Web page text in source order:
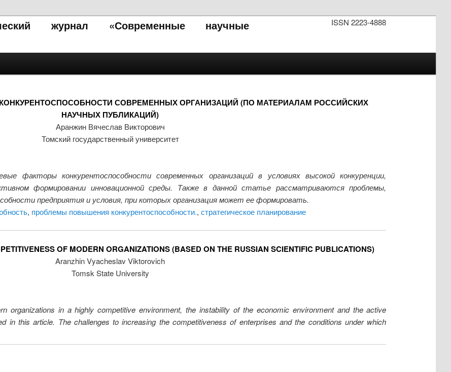
ISSN 2223-4888
журнал «Современные научные
СОВРЕМЕННЫХ ОРГАНИЗАЦИЙ (ПО МАТЕРИАЛАМ РОССИЙСКИХ
НАУЧНЫХ ПУБЛИКАЦИЙ)
Аранжин Вячеслав Викторович
Томский государственный университет
факторы конкурентоспособности современных организаций в условиях высокой конкуренции,
формировании инновационной среды. Также в данной статье рассматриваются проблемы,
предприятия и условия, при которых организация может ее формировать.
, проблемы повышения конкурентоспособности., стратегическое планирование
OF MODERN ORGANIZATIONS (BASED ON THE RUSSIAN SCIENTIFIC PUBLICATIONS)
Aranzhin Vyacheslav Viktorovich
Tomsk State University
organizations in a highly competitive environment, the instability of the economic environment and the active
in this article. The challenges to increasing the competitiveness of enterprises and the conditions under which